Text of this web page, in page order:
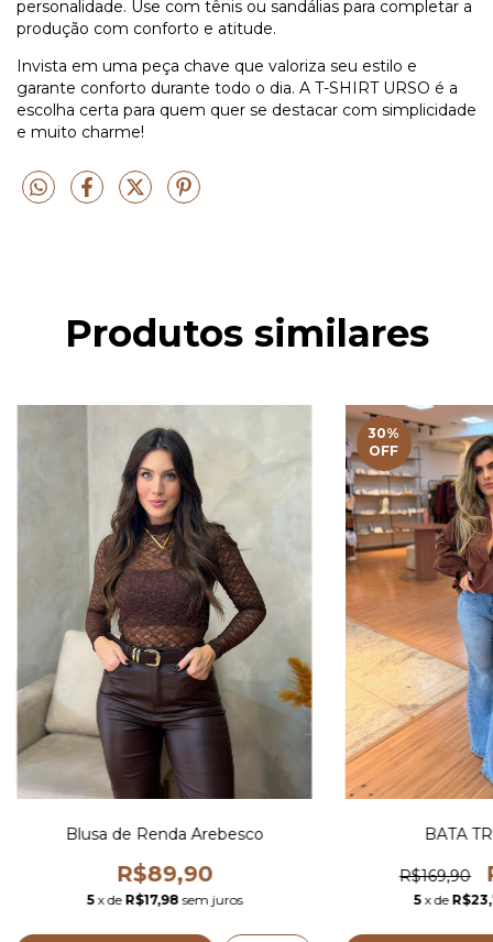
personalidade. Use com tênis ou sandálias para completar a
produção com conforto e atitude.
Invista em uma peça chave que valoriza seu estilo e
garante conforto durante todo o dia. A T-SHIRT URSO é a
escolha certa para quem quer se destacar com simplicidade
e muito charme!
Produtos similares
Blusa de Renda Arebesco
R$89,90
5 x de R$17,98 sem juros
30%
OFF
BATA
R$169,90
5 x de